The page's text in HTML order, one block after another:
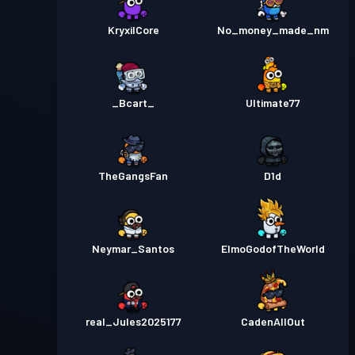
KryxilCore No_money_made_nm
_Bcart_ Ultimate77
TheGangsFan D1d
Neymar_Santos ElmoGodofTheWorld
real_Jules2025177 CadenAllOut